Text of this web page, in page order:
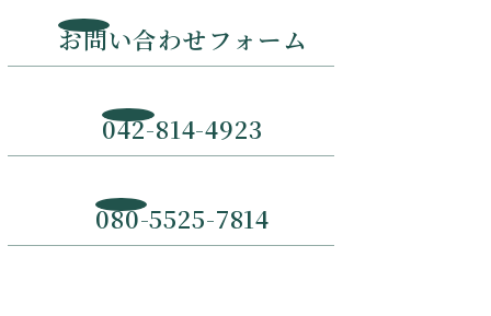
お問い合わせフォーム
042-814-4923
080-5525-7814